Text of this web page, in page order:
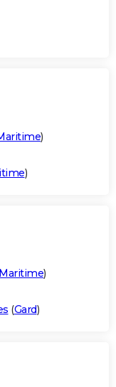
)
)
)
(Gard)